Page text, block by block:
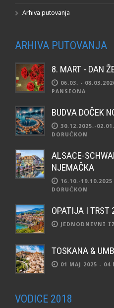
Arhiva putovanja
ARHIVA PUTOVANJA
8. MART - DAN
06.03. -
PANSIONA
BUDVA DOČEK
30.12.2025.-
DORUČKOM
ALSACE-
NJEMAČKA
16.10.-
DORUČKOM
OPATIJA I TRST
JEDNODNEVNI
TOSKANA &
01 MAJ 2025 - 04
VODICE 2018